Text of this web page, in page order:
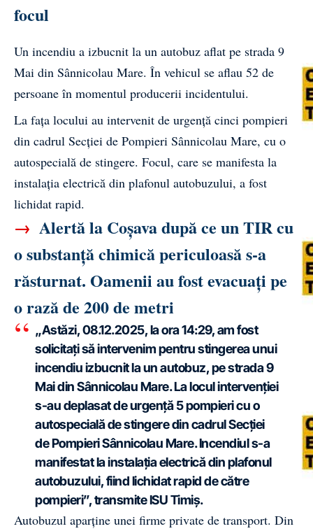
focul
Un incendiu a izbucnit la un autobuz aflat pe strada 9
Mai din Sânnicolau Mare. În vehicul se aflau 52 de
persoane în momentul producerii incidentului.
La fața locului au intervenit de urgență cinci pompieri
din cadrul Secției de Pompieri Sânnicolau Mare, cu o
autospecială de stingere. Focul, care se manifesta la
instalația electrică din plafonul autobuzului, a fost
lichidat rapid.
→ Alertă la Coșava după ce un TIR cu
o substanță chimică periculoasă s-a
răsturnat. Oamenii au fost evacuați pe
o rază de 200 de metri
„Astăzi, 08.12.2025, la ora 14:29, am fost
solicitați să intervenim pentru stingerea unui
incendiu izbucnit la un autobuz, pe strada 9
Mai din Sânnicolau Mare. La locul intervenției
s-au deplasat de urgență 5 pompieri cu o
autospecială de stingere din cadrul Secției
de Pompieri Sânnicolau Mare. Incendiul s-a
manifestat la instalația electrică din plafonul
autobuzului, fiind lichidat rapid de către
pompieri”, transmite ISU Timiș.
Autobuzul aparține unei firme private de transport. Din